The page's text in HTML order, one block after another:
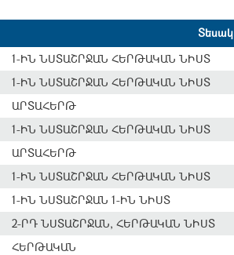
Տեսակ
1-ԻՆ ՆՍՏԱՇՐՋԱՆ ՀԵՐԹԱԿԱՆ ՆԻՍՏ
1-ԻՆ ՆՍՏԱՇՐՋԱՆ ՀԵՐԹԱԿԱՆ ՆԻՍՏ
ԱՐՏԱՀԵՐԹ
1-ԻՆ ՆՍՏԱՇՐՋԱՆ ՀԵՐԹԱԿԱՆ ՆԻՍՏ
ԱՐՏԱՀԵՐԹ
1-ԻՆ ՆՍՏԱՇՐՋԱՆ ՀԵՐԹԱԿԱՆ ՆԻՍՏ
1-ԻՆ ՆՍՏԱՇՐՋԱՆ 1-ԻՆ ՆԻՍՏ
2-ՐԴ ՆՍՏԱՇՐՋԱՆ, ՀԵՐԹԱԿԱՆ ՆԻՍՏ
ՀԵՐԹԱԿԱՆ